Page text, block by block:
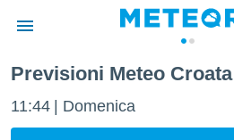
di
Previsioni Meteo
11:44 Domenica